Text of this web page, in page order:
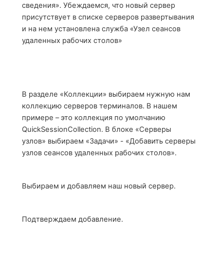
сведения». Убеждаемся, что новый сервер
присутствует в списке серверов развертывания
и на нем установлена служба «Узел сеансов
удаленных рабочих столов»
В разделе «Коллекции» выбираем нужную нам
коллекцию серверов терминалов. В нашем
примере – это коллекция по умолчанию
QuickSessionCollection. В блоке «Серверы
узлов» выбираем «Задачи» - «Добавить серверы
узлов сеансов удаленных рабочих столов».
Выбираем и добавляем наш новый сервер.
Подтверждаем добавление.